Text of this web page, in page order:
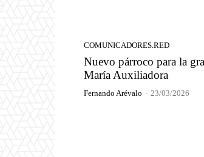
COMUNICADORES.RED
Nuevo párroco para la
María Auxiliadora
Fernando Arévalo - 23/03/2026